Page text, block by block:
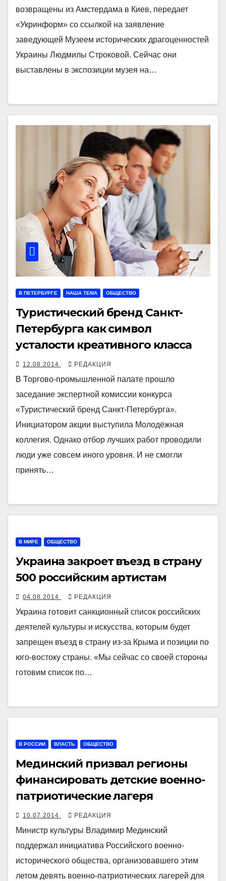
возвращены из Амстердама в Киев, передает
«Укринформ» со ссылкой на заявление
заведующей Музеем исторических драгоценностей
Украины Людмилы Строковой. Сейчас они
выставлены в экспозиции музея на…
В ПЕТЕРБУРГЕ НАША ТЕМА ОБЩЕСТВО
Туристический бренд Санкт-
Петербурга как символ
усталости креативного класса
12.08.2014 РЕДАКЦИЯ
В Торгово-промышленной палате прошло
заседание экспертной комиссии конкурса
«Туристический бренд Санкт-Петербурга».
Инициатором акции выступила Молодёжная
коллегия. Однако отбор лучших работ проводили
люди уже совсем иного уровня. И не смогли
принять…
В МИРЕ ОБЩЕСТВО
Украина закроет въезд в страну
500 российским артистам
04.08.2014 РЕДАКЦИЯ
Украина готовит санкционный список российских
деятелей культуры и искусства, которым будет
запрещен въезд в страну из-за Крыма и позиции по
юго-востоку страны. «Мы сейчас со своей стороны
готовим список по…
В РОССИИ ВЛАСТЬ ОБЩЕСТВО
Мединский призвал регионы
финансировать детские военно-
патриотические лагеря
10.07.2014 РЕДАКЦИЯ
Министр культуры Владимир Мединский
поддержал инициатива Российского военно-
исторического общества, организовавшего этим
летом девять военно-патриотических лагерей для